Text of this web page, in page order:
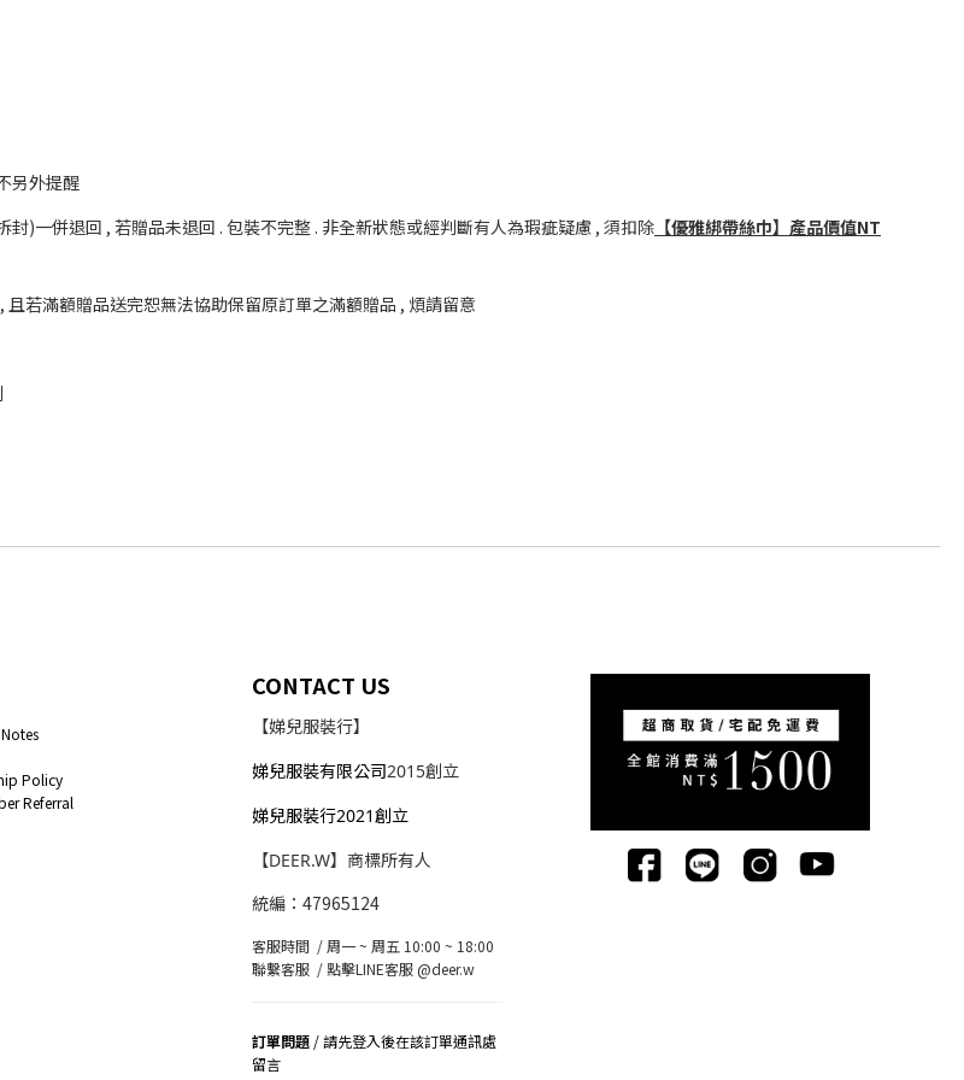
另外提醒
封)一併退回 , 若贈品未退回 . 包裝不完整 . 非全新狀態或經判斷有人為瑕疵疑慮 , 須扣除 【優雅綁帶絲巾】產品價值NT
若滿額贈品送完恕無法協助保留原訂單之滿額贈品 , 煩請留意
Policy
Referral
CONTACT US
【娣兒服裝行】
娣兒服裝有限公司2015創立
娣兒服裝行2021創立
【DEER.W】商標所有人
統編：47965124
客服時間 / 周一 ~ 周五 10:00 ~ 18:00
聯繫客服 /點擊LINE客服 @deer.w
訂單問題 / 請先登入後在該訂單通訊處
留言